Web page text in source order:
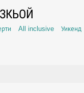
All inclusive Уикенд